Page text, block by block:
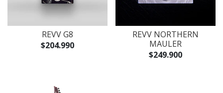
REVV G8
$204.990
REVV NORTHERN
MAULER
$249.900